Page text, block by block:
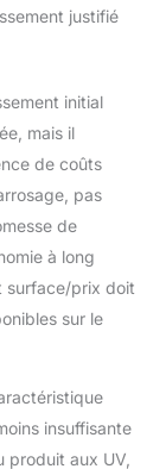
justifié
initial
mais il
de coûts
pas
de
à long
surface/prix doit
sur le
insuffisante
aux UV,